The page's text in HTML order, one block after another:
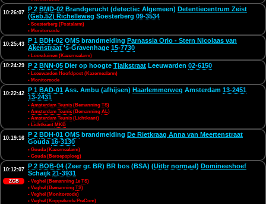
10:26:07 P 2 BMD-02 Brandgerucht (detectie: Algemeen) Detentiecentrum Zeist
(Geb.52) Richelleweg Soesterberg 09-3534
• Soesterberg (Postalarm)
• Monitorcode
10:25:43 P 1 BDH-02 OMS brandmelding Parnassia Orio - Stern Nicolaas van
Akenstraat 's-Gravenhage 15-7730
• Loosduinen (Kazernealarm)
10:24:29 P 2 BNN-05 Dier op hoogte Tjalkstraat Leeuwarden 02-6150
• Leeuwarden Hoofdpost (Kazernealarm)
• Monitorcode
10:22:42 P 1 BAD-01 Ass. Ambu (afhijsen) Haarlemmerweg Amsterdam 13-2451
13-2431
• Amsterdam Teunis (Bemanning TS)
• Amsterdam Teunis (Bemanning AL)
• Amsterdam Teunis (Lichtkrant)
• Lichtkrant MKB
10:19:16 P 2 BDH-01 OMS brandmelding De Rietkraag Anna van Meertenstraat
Gouda 16-3130
• Gouda (Kazernealarm)
• Gouda (Beroepsploeg)
10:12:07 P 2 BOB-04 (Zeer gr. BR) BR bos (BSA) (Uitbr normaal) Domineeshoef
Schaijk 21-3931
ZGB • Veghel (Bemanning 1eTS)
• Veghel (Bemanning TS)
• Veghel (Monitorcode)
• Veghel (Koppelcode PreCom)